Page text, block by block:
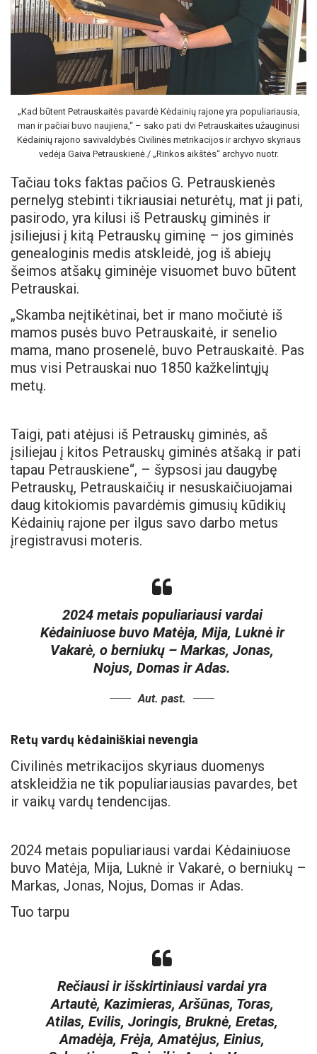
„Kad būtent Petrauskaitės pavardė Kėdainių rajone yra populiariausia,
man ir pačiai buvo naujiena,“ – sako pati dvi Petrauskaites užauginusi
Kėdainių rajono savivaldybės Civilinės metrikacijos ir archyvo skyriaus
vedėja Gaiva Petrauskienė./ „Rinkos aikštės“ archyvo nuotr.
Tačiau toks faktas pačios G. Petrauskienės
pernelyg stebinti tikriausiai neturėtų, mat ji pati,
pasirodo, yra kilusi iš Petrauskų giminės ir
įsiliejusi į kitą Petrauskų giminę – jos giminės
genealoginis medis atskleidė, jog iš abiejų
šeimos atšakų giminėje visuomet buvo būtent
Petrauskai.
„Skamba neįtikėtinai, bet ir mano močiutė iš
mamos pusės buvo Petrauskaitė, ir senelio
mama, mano prosenelė, buvo Petrauskaitė. Pas
mus visi Petrauskai nuo 1850 kažkelintųjų
metų.
Taigi, pati atėjusi iš Petrauskų giminės, aš
įsiliejau į kitos Petrauskų giminės atšaką ir pati
tapau Petrauskiene“, – šypsosi jau daugybę
Petrauskų, Petrauskaičių ir nesuskaičiuojamai
daug kitokiomis pavardėmis gimusių kūdikių
Kėdainių rajone per ilgus savo darbo metus
įregistravusi moteris.
2024 metais populiariausi vardai
Kėdainiuose buvo Matėja, Mija, Luknė ir
Vakarė, o berniukų – Markas, Jonas,
Nojus, Domas ir Adas.
Aut. past.
Retų vardų kėdainiškiai nevengia
Civilinės metrikacijos skyriaus duomenys
atskleidžia ne tik populiariausias pavardes, bet
ir vaikų vardų tendencijas.
2024 metais populiariausi vardai Kėdainiuose
buvo Matėja, Mija, Luknė ir Vakarė, o berniukų –
Markas, Jonas, Nojus, Domas ir Adas.
Tuo tarpu
Rečiausi ir išskirtiniausi vardai yra
Artautė, Kazimieras, Aršūnas, Toras,
Atilas, Evilis, Joringis, Bruknė, Eretas,
Amadėja, Frėja, Amatėjus, Einius,